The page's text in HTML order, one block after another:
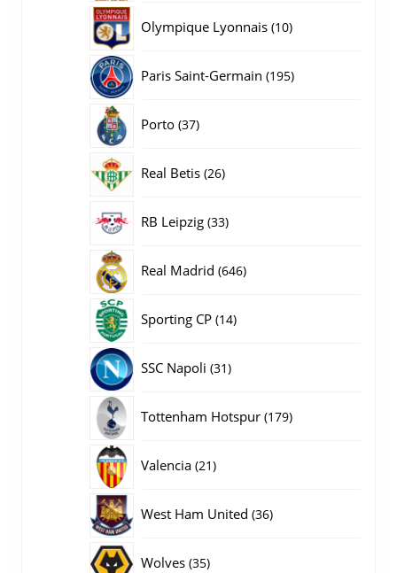
Olympique Lyonnais 1010
Paris Saint-Germain 195195
Porto 3737
Real Betis 2626
RB Leipzig 3333
Real Madrid 646646
Sporting CP 1414
SSC Napoli 3131
Tottenham Hotspur 179179
Valencia 2121
West Ham United 3636
Wolves 3535